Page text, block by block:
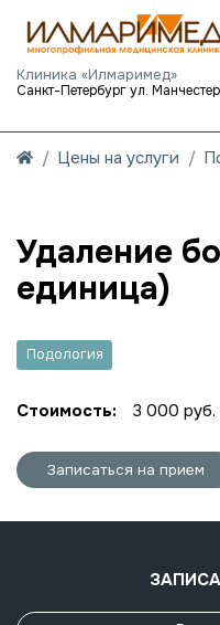
Клиника «Илмаримед»
Цены на услуги
Удаление
единица)
Подология
Стоимость: 3 000 руб.
Записаться на прием